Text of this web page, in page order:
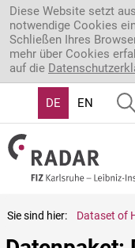
Direkt zum Inhalt
Diese Website setzt
notwendige Cookies
Schließen Ihres
mehr über Cookies
auf die
DE EN
Sie sind hier: